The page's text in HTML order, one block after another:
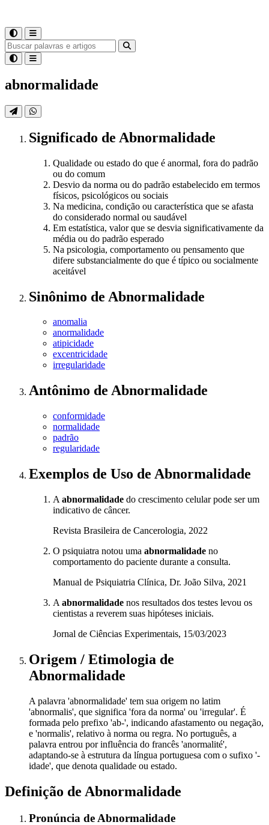
abnormalidade
Significado de Abnormalidade
Qualidade ou estado do que é anormal, fora do padrão
ou do comum
Desvio da norma ou do padrão estabelecido em termos
físicos, psicológicos ou sociais
Na medicina, condição ou característica que se afasta
do considerado normal ou saudável
Em estatística, valor que se desvia significativamente da
média ou do padrão esperado
Na psicologia, comportamento ou pensamento que
difere substancialmente do que é típico ou socialmente
aceitável
Sinônimo de Abnormalidade
anomalia
anormalidade
atipicidade
excentricidade
irregularidade
Antônimo de Abnormalidade
conformidade
normalidade
padrão
regularidade
Exemplos de Uso de Abnormalidade
A abnormalidade do crescimento celular pode ser um
indicativo de câncer.
Revista Brasileira de Cancerologia, 2022
O psiquiatra notou uma abnormalidade no
comportamento do paciente durante a consulta.
Manual de Psiquiatria Clínica, Dr. João Silva, 2021
A abnormalidade nos resultados dos testes levou os
cientistas a reverem suas hipóteses iniciais.
Jornal de Ciências Experimentais, 15/03/2023
Origem / Etimologia de
Abnormalidade
A palavra 'abnormalidade' tem sua origem no latim
'abnormalis', que significa 'fora da norma' ou 'irregular'. É
formada pelo prefixo 'ab-', indicando afastamento ou negação,
e 'normalis', relativo à norma ou regra. No português, a
palavra entrou por influência do francês 'anormalité',
adaptando-se à estrutura da língua portuguesa com o sufixo '-
idade', que denota qualidade ou estado.
Definição de Abnormalidade
Pronúncia de Abnormalidade